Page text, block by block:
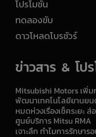
โปรโมชั่น
ทดลองขับ
ดาวโหลดโบรชัวร์
ข่าวสาร & โป
Mitsubishi Motors เพิ่ม
พัฒนาเทคโนโลยียานยน
หมดห่วงเรื่องเช็คระยะ
ศูนย์บริการ Mitsu RMA
เจาะลึก ทำไมการรักษา